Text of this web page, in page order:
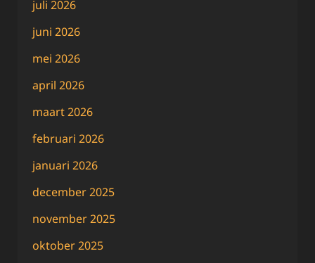
juli 2026
juni 2026
mei 2026
april 2026
maart 2026
februari 2026
januari 2026
december 2025
november 2025
oktober 2025